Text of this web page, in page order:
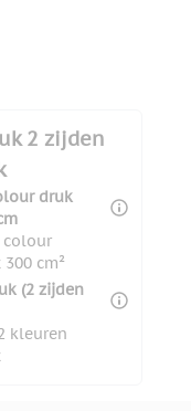
2 zijden
druk
300 cm²
(2 zijden
kleuren